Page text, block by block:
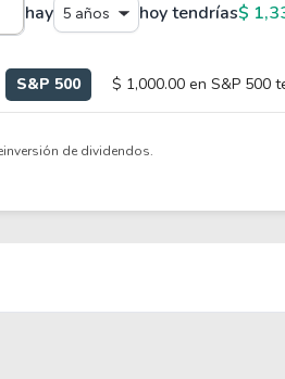
hay 5 años hoy tendrías$
S&P 500 $ 1,000.00 en S&P 500
de dividendos.